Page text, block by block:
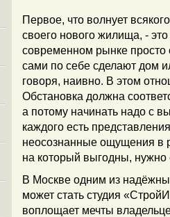
Первое, что волнует
своего нового жилища, -
современном рынке просто
сами по себе сделают дом
говоря, наивно. В этом
Обстановка должна
а потому начинать надо с
каждого есть
неосознанные ощущения в
на который выгодны,
В Москве одним из
может стать студия
воплощает мечты